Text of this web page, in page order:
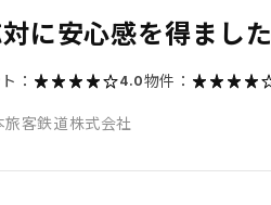
に安心感を得ました
： 4.0物件：
旅客鉄道株式会社